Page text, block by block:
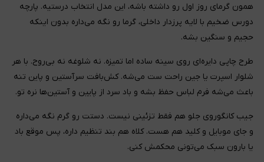
همون گرمای روز اول رو داشته باشه، این مدل انتخاب درستیه. پارچه
دورس ضخیم با لایه پرزدار داخلی، گرما رو نگه می‌داره بدون اینکه
حجیم و سنگین بشه.
طرح چاپی دایره‌ای روی سینه ساده اما تمیزه. نه شلوغه نه بی‌روح. با هر
شلوار اسپرت یا جین راحت ست می‌شه. کش‌بافت سرآستین و پاین تنه
باعث می‌شه فرم لباس حفظ بشه و باد سرد از پایین و آستین‌ها نره تو.
جیب کانگوروی جلو هم فقط تزئینی نیست. دستت رو گرم نگه می‌داره
و جای موبایل و کلید هم هست. کلاه هم بند تنظیم داره، پس موقع باد
یا بارون سبک می‌تونی محکمش کنی.